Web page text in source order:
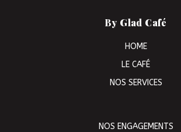
By Glad Café
HOME
LE CAFÉ
NOS SERVICES
NOS ENGAGEMENTS